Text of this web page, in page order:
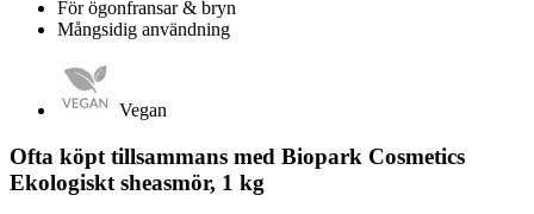
För ögonfransar & bryn
Mångsidig användning
Vegan
Ofta köpt tillsammans med Biopark Cosmetics
Ekologiskt sheasmör, 1 kg